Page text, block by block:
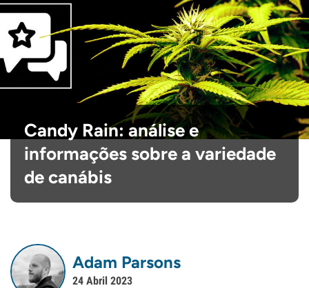
Candy Rain: análise e
informações sobre a variedade
de canábis
Adam Parsons
24 Abril 2023